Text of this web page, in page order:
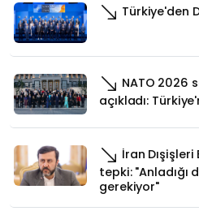
Türkiye'den
NATO 2026
açıkladı:
İran
tepki: "Anladığı
gerekiyor"